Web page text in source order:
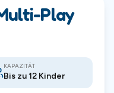
Play
KAPAZITÄT
Bis zu 12 Kinder